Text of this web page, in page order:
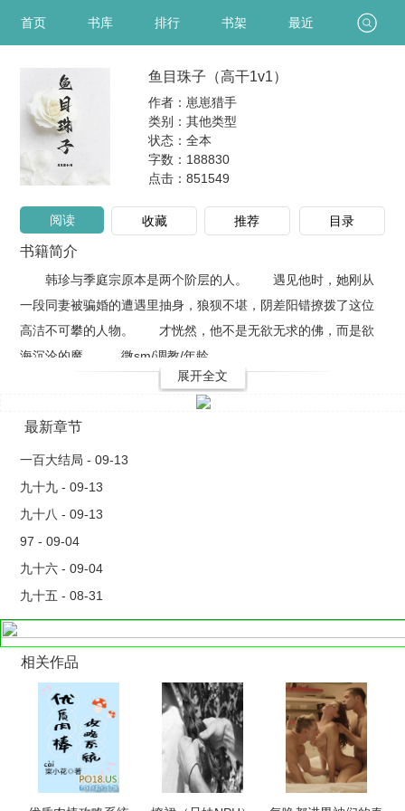
首页 书库 排行 书架 最近
鱼目珠子（高干1v1）
作者：崽崽猎手
类别：其他类型
状态：全本
字数：188830
点击： 851549
阅读 收藏 推荐 目录
书籍简介
韩珍与季庭宗原本是两个阶层的人。 遇见他时，她刚从
一段同妻被骗婚的遭遇里抽身，狼狈不堪，阴差阳错撩拨了这位
高洁不可攀的人物。 才恍然，他不是无欲无求的佛，而是欲
海沉沦的魔。 微sm/调教/年龄..
展开全文
最新章节
一百大结局 - 09-13
九十九 - 09-13
九十八 - 09-13
97 - 09-04
九十六 - 09-04
九十五 - 08-31
相关作品